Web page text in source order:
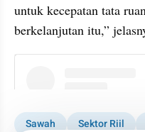
untuk kecepatan tata
berkelanjutan itu,”
Sawah Sektor Riil